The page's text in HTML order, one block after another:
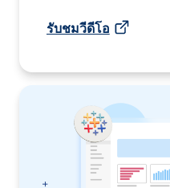
รับชมวีดีโอ